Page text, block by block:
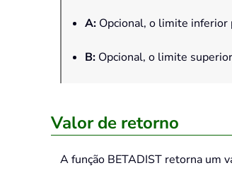
A: Opcional, o limite inferior
B: Opcional, o limite
Valor de retorno
A função BETADIST retorna um